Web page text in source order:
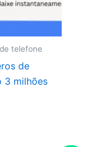
telefone
de
3 milhões